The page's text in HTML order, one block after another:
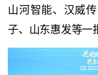
山河智能、汉威
子、山东惠发等一